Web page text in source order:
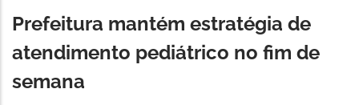
Prefeitura mantém estratégia de
atendimento pediátrico no fim de
semana